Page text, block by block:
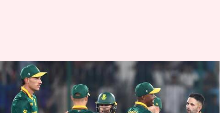
चैंपियंस ट्रॉफी 2025: ऑस्ट्रेलिया
बनाम दक्षिण अफ्रीका मैच की ड्रीम
इलेवन, प्रीव्यू और जरुरी आंकड़े